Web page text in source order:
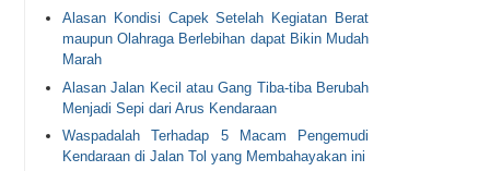
Alasan Kondisi Capek Setelah Kegiatan Berat
maupun Olahraga Berlebihan dapat Bikin Mudah
Marah
Alasan Jalan Kecil atau Gang Tiba-tiba Berubah
Menjadi Sepi dari Arus Kendaraan
Waspadalah Terhadap 5 Macam Pengemudi
Kendaraan di Jalan Tol yang Membahayakan ini